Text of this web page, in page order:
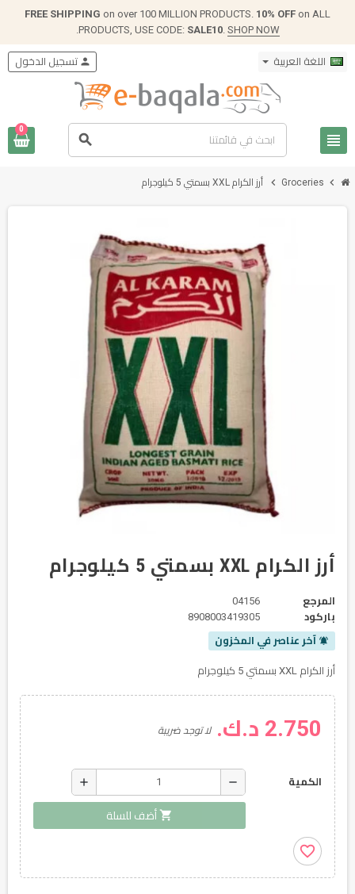
FREE SHIPPING on over 100 MILLION PRODUCTS. 10% OFF on ALL
PRODUCTS, USE CODE: SALE10. SHOP NOW
.
اللغة العربية
view_headline
search
person تسجيل الدخول
0
chevron_right
Groceries
chevron_right أرز الكرام XXL بسمتي 5 كيلوجرام
أرز الكرام XXL بسمتي 5 كيلوجرام
المرجع
04156
باركود
8908003419305
notifications_active آخر عناصر في المخزون
أرز الكرام XXL بسمتي 5 كيلوجرام
2.750 د.ك. لا توجد ضريبة
الكمية remove
add
shopping_cart أضف للسلة
favorite_border